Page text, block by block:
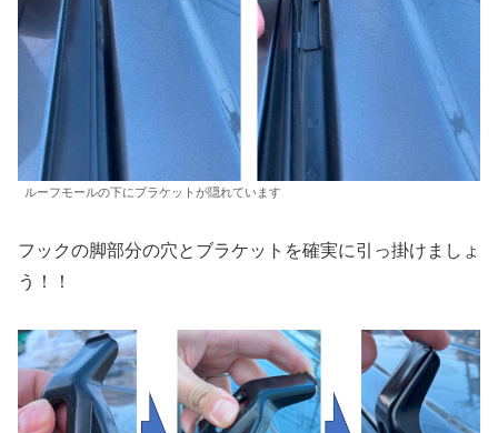
ルーフモールの下にブラケットが隠れています
フックの脚部分の穴とブラケットを確実に引っ掛けましょ
う！！